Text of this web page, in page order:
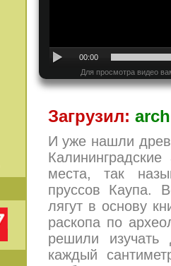
00:00
Для просмотра видео
Загрузил:
И уже нашли
места, так
пруссов Каупа.
лягут в основу
раскопа по
решили
каждый